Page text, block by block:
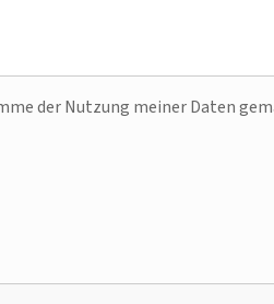
der Nutzung meiner Daten